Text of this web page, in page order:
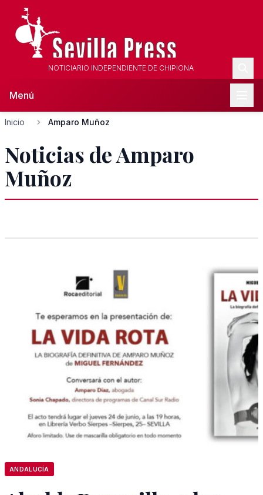
NOTICIARIO INDEPENDIENTE DE CHIPIONA
Menú
Inicio Amparo Muñoz
Noticias de Amparo
Muñoz
ANDALUCÍA